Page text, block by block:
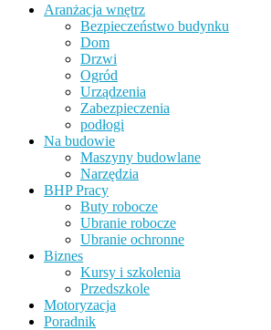
Aranżacja wnętrz
Bezpieczeństwo budynku
Dom
Drzwi
Ogród
Urządzenia
Zabezpieczenia
podłogi
Na budowie
Maszyny budowlane
Narzędzia
BHP Pracy
Buty robocze
Ubranie robocze
Ubranie ochronne
Biznes
Kursy i szkolenia
Przedszkole
Motoryzacja
Poradnik